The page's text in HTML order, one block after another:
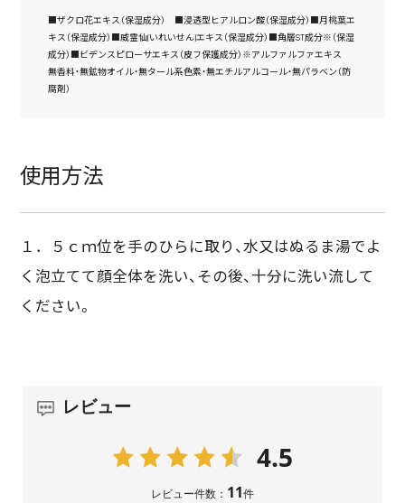
■ザクロ花エキス（保湿成分） ■浸透型ヒアルロン酸（保湿成分）■月桃葉エ
キス（保湿成分）■威霊仙(いれいせん)エキス（保湿成分）■角層ST成分※（保湿
成分）■ビデンスピローサエキス（皮フ保護成分）※アルファルファエキス
無香料・無鉱物オイル・無タール系色素・無エチルアルコール・無パラベン（防
腐剤）
使用方法
１．５ｃｍ位を手のひらに取り、水又はぬるま湯でよ
く泡立てて顔全体を洗い、その後、十分に洗い流して
ください。
レビュー
4.5
レビュー件数： 11件